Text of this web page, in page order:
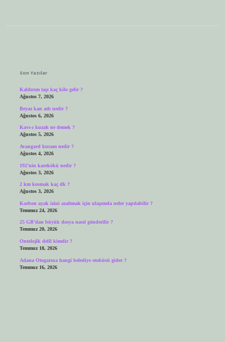
Son Yazılar
Kaldırım taşı kaç kilo gelir ?
Ağustos 7, 2026
Beyaz kan adı nedir ?
Ağustos 6, 2026
Kavs-ı kuzah ne demek ?
Ağustos 5, 2026
Avangard kuram nedir ?
Ağustos 4, 2026
192’nin karekökü nedir ?
Ağustos 3, 2026
2 km kosmak kaç dk ?
Ağustos 3, 2026
Karbon ayak izini azaltmak için ulaşımda neler yapılabilir ?
Temmuz 24, 2026
25 GB’dan büyük dosya nasıl gönderilir ?
Temmuz 20, 2026
Ontolojik delil kimdir ?
Temmuz 18, 2026
Adana Otogarına hangi belediye otobüsü gider ?
Temmuz 16, 2026